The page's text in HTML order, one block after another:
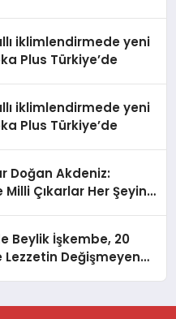
iklimlendirmede yeni
Plus Türkiye’de
iklimlendirmede yeni
Plus Türkiye’de
Doğan Akdeniz:
Milli Çıkarlar Her Şeyin
Beylik İşkembe, 20
Lezzetin Değişmeyen